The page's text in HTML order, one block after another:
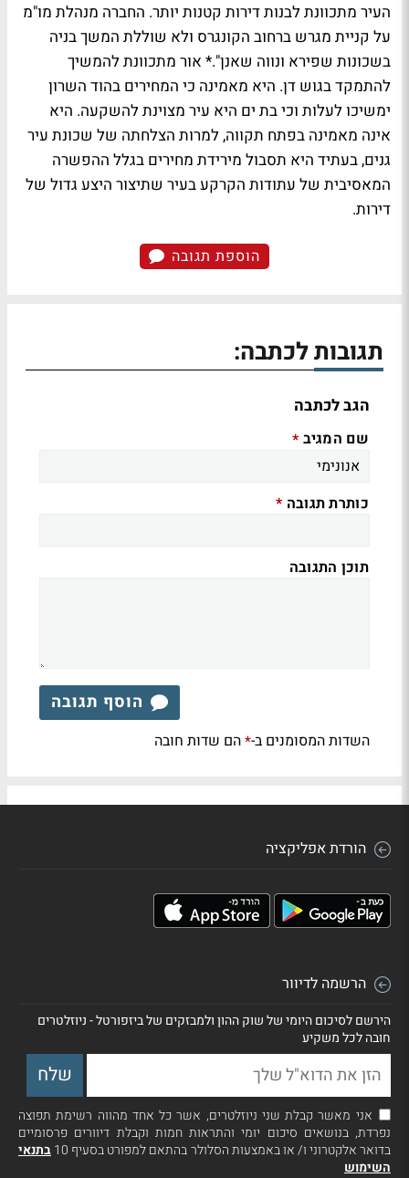
העיר מתכוונת לבנות דירות קטנות יותר. החברה מנהלת מו"מ
על קניית מגרש ברחוב הקונגרס ולא שוללת המשך בניה
בשכונות שפירא ונווה שאנן".* אור מתכוונת להמשיך
להתמקד בגוש דן. היא מאמינה כי המחירים בהוד השרון
ימשיכו לעלות וכי בת ים היא עיר מצוינת להשקעה. היא
אינה מאמינה בפתח תקווה, למרות הצלחתה של שכונת עיר
גנים, בעתיד היא תסבול מירידת מחירים בגלל ההפשרה
המאסיבית של עתודות הקרקע בעיר שתיצור היצע גדול של
דירות.
הוספת תגובה
תגובות לכתבה:
הגב לכתבה
שם המגיב *
כותרת תגובה *
תוכן התגובה
הוסף תגובה
השדות המסומנים ב-*הם שדות חובה
הורדת אפליקציה
הרשמה לדיוור
הירשם לסיכום היומי של שוק ההון ולמבזקים של ביזפורטל - ניוזלטרים
חובה לכל משקיע
אני מאשר קבלת שני ניוזלטרים, אשר כל אחד מהווה רשימת תפוצה
נפרדת, בנושאים סיכום יומי והתראות חמות וקבלת דיוורים פרסומיים
בדואר אלקטרוני ו/ או באמצעות הסלולר בהתאם למפורט בסעיף 10
בתנאי
השימוש